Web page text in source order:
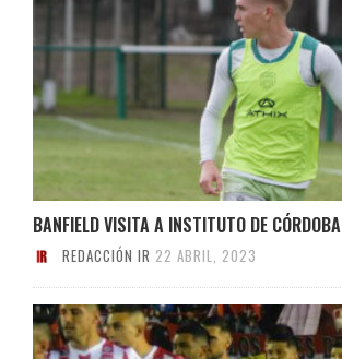
BANFIELD VISITA A INSTITUTO DE CÓRDOBA
REDACCIÓN IR 22 ABRIL, 2023